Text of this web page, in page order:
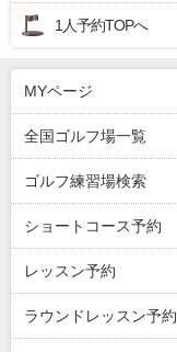
1人予約TOPへ
MYページ
全国ゴルフ場一覧
ゴルフ練習場検索
ショートコース予約
レッスン予約
ラウンドレッスン予約